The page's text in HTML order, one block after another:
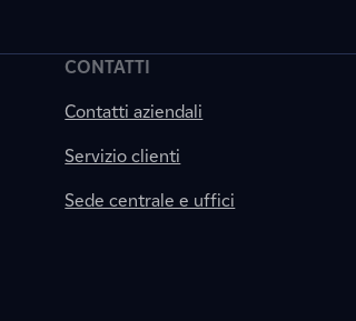
CONTATTI
Contatti aziendali
Servizio clienti
Sede centrale e uffici